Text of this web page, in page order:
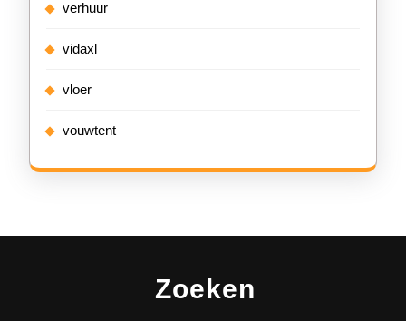
verhuur
vidaxl
vloer
vouwtent
Zoeken